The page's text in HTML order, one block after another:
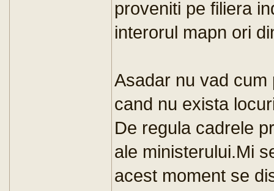
proveniti pe filiera
interorul mapn ori
Asadar nu vad
cand nu exista
De regula cadrele
ale ministerului.Mi
acest moment se